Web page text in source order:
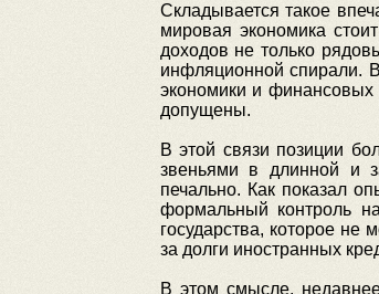
Складывается такое
мировая экономика
доходов не только
инфляционной спирали.
экономики и финансовых
допущены.
В этой связи позиции
звеньями в длинной и
печально. Как показал
формальный контроль
государства, которое не
за долги иностранных
В этом смысле,